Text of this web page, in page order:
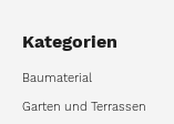
Kategorien
Baumaterial
Garten und Terrassen